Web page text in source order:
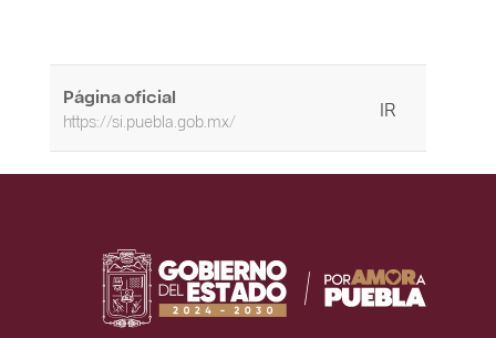
Página oficial
https://si.puebla.gob.mx/ IR